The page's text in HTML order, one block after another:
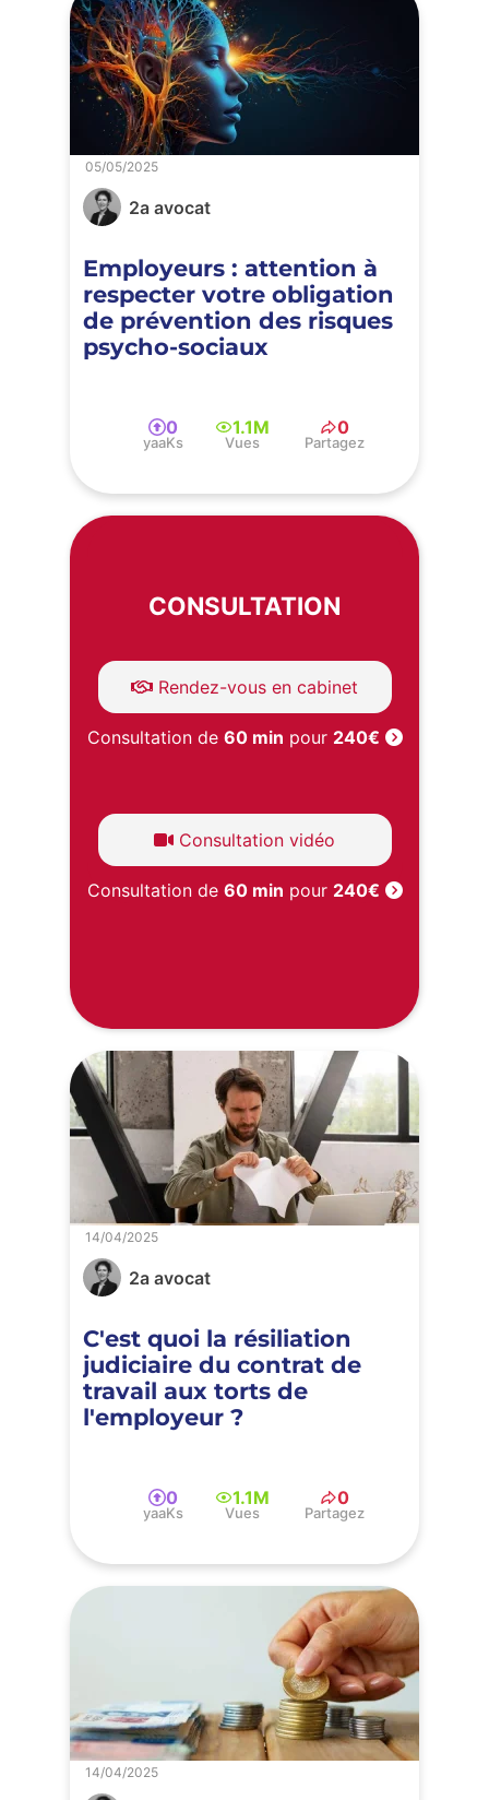
2a avocat
Employeurs : attention à
respecter votre obligation
de prévention des risques
psycho-sociaux
05/05/2025
0
yaaKs
1.1M
Vues
0
Partagez
CONSULTATION
Rendez-vous en cabinet
Consultation de 60 min pour 240€
Consultation vidéo
Consultation de 60 min pour 240€
2a avocat
C'est quoi la résiliation
judiciaire du contrat de
travail aux torts de
l'employeur ?
14/04/2025
0
yaaKs
1.1M
Vues
0
Partagez
14/04/2025